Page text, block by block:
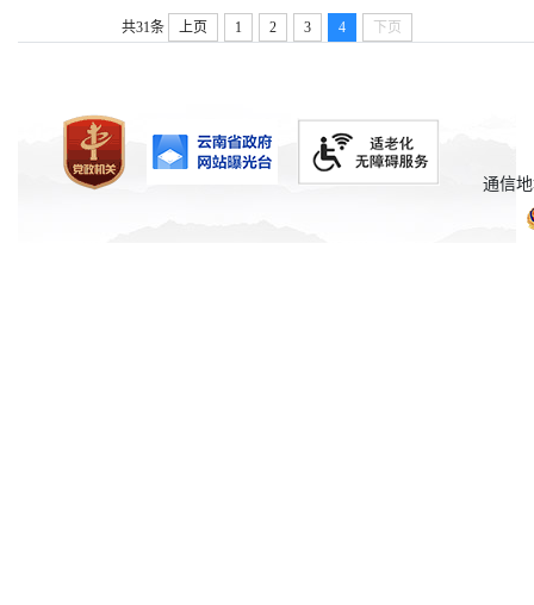
共31条 上页 1 2 3 4 下页
通信